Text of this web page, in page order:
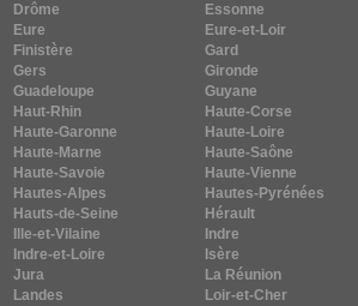
Drôme
Essonne
Eure
Eure-et-Loir
Finistère
Gard
Gers
Gironde
Guadeloupe
Guyane
Haut-Rhin
Haute-Corse
Haute-Garonne
Haute-Loire
Haute-Marne
Haute-Saône
Haute-Savoie
Haute-Vienne
Hautes-Alpes
Hautes-Pyrénées
Hauts-de-Seine
Hérault
Ille-et-Vilaine
Indre
Indre-et-Loire
Isère
Jura
La Réunion
Landes
Loir-et-Cher